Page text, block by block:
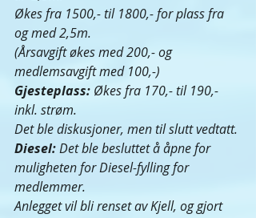
Økes fra 1500,- til 1800,- for plass fra
og med 2,5m.
(Årsavgift økes med 200,- og
medlemsavgift med 100,-)
Gjesteplass: Økes fra 170,- til 190,-
inkl. strøm.
Det ble diskusjoner, men til slutt vedtatt.
Diesel: Det ble besluttet å åpne for
muligheten for Diesel-fylling for
medlemmer.
Anlegget vil bli renset av Kjell, og gjort